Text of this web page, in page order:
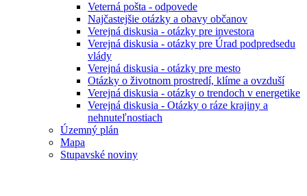
Veterná pošta - odpovede
Najčastejšie otázky a obavy občanov
Verejná diskusia - otázky pre investora
Verejná diskusia - otázky pre Úrad podpredsedu
vlády
Verejná diskusia - otázky pre mesto
Otázky o životnom prostredí, klíme a ovzduší
Verejná diskusia - otázky o trendoch v energetike
Verejná diskusia - Otázky o ráze krajiny a
nehnuteľnostiach
Územný plán
Mapa
Stupavské noviny